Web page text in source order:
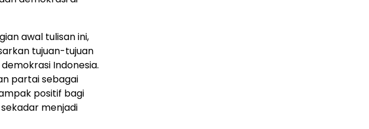
awal tulisan ini,
tujuan-tujuan
Indonesia.
partai sebagai
positif bagi
menjadi